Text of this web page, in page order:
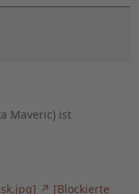
Maveric) ist
[Blockierte